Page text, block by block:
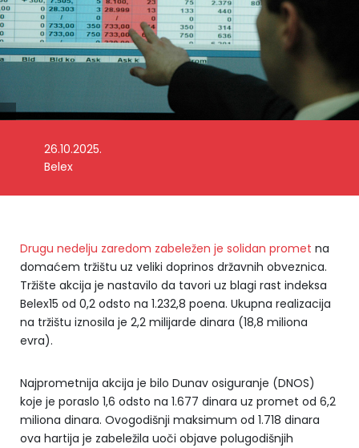
26.10.2025.
Belex
Drugu nedelju zaredom zabeležen je solidan promet na
domaćem tržištu uz veliki doprinos državnih obveznica.
Tržište akcija je nastavilo da tavori uz blagi rast indeksa
Belex15 od 0,2 odsto na 1.232,8 poena. Ukupna realizacija
na tržištu iznosila je 2,2 milijarde dinara (18,8 miliona
evra).
Najprometnija akcija je bilo Dunav osiguranje (DNOS)
koje je poraslo 1,6 odsto na 1.677 dinara uz promet od 6,2
miliona dinara. Ovogodišnji maksimum od 1.718 dinara
ova hartija je zabeležila uoči objave polugodišnjih